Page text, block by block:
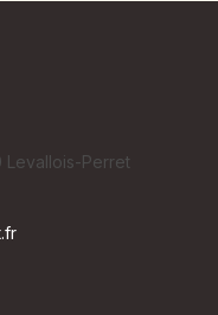
Levallois-Perret
S’ouvre